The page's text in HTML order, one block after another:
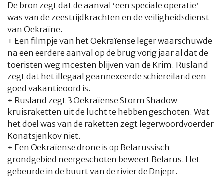
De bron zegt dat de aanval ‘een speciale operatie’
was van de zeestrijdkrachten en de veiligheidsdienst
van Oekraïne.
+ Een filmpje van het Oekraïense leger waarschuwde
na een eerdere aanval op de brug vorig jaar al dat de
toeristen weg moesten blijven van de Krim. Rusland
zegt dat het illegaal geannexeerde schiereiland een
goed vakantieoord is.
+ Rusland zegt 3 Oekraïense Storm Shadow
kruisraketten uit de lucht te hebben geschoten. Wat
het doel was van de raketten zegt legerwoordvoerder
Konatsjenkov niet.
+ Een Oekraïense drone is op Belarussisch
grondgebied neergeschoten beweert Belarus. Het
gebeurde in de buurt van de rivier de Dnjepr.